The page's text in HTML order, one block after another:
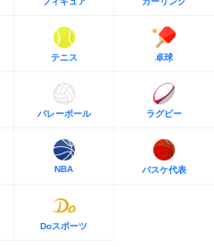
テニス 卓球
バレーボール ラグビー
NBA バスケ代表
Doスポーツ